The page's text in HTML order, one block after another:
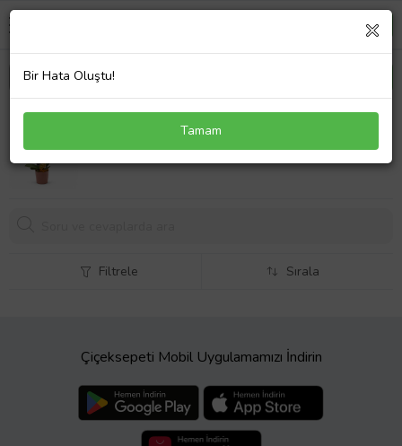
Pembe Beton Saksıda Ateş Kırmızı Çiftli Orkide
Filtrele Sırala
Çiçeksepeti Mobil Uygulamamızı İndirin
Bir Hata Oluştu!
Tamam